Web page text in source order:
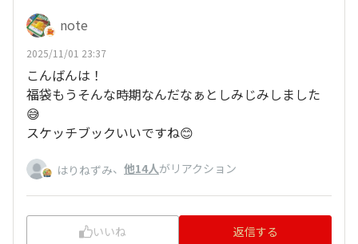
note
2025/11/01 23:37
こんばんは！
福袋もうそんな時期なんだなぁとしみじみしました
😅
スケッチブックいいですね😊
はりねずみ、 他14人がリアクション
いいね 返信する